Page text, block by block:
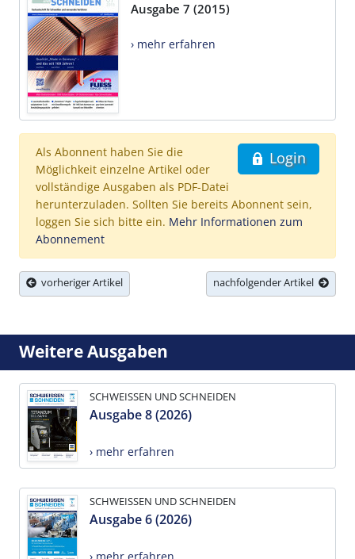
Ausgabe 7 (2015)
› mehr erfahren
Login
Als Abonnent haben Sie die
Möglichkeit einzelne Artikel oder
vollständige Ausgaben als PDF-Datei
herunterzuladen. Sollten Sie bereits Abonnent sein,
loggen Sie sich bitte ein. Mehr Informationen zum
Abonnement
vorheriger Artikel nachfolgender Artikel
Weitere Ausgaben
SCHWEISSEN UND SCHNEIDEN
Ausgabe 8 (2026)
› mehr erfahren
SCHWEISSEN UND SCHNEIDEN
Ausgabe 6 (2026)
› mehr erfahren